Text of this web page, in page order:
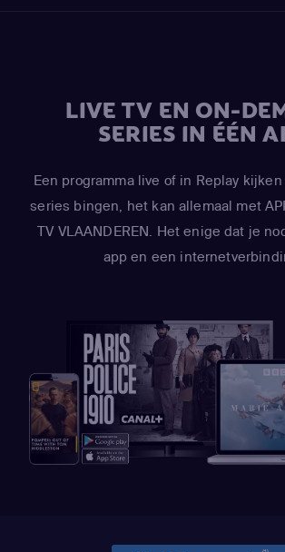
LIVE TV EN ON-
SERIES IN ÉÉN
Een programma live of in Replay
series bingen, het kan allemaal met
TV VLAANDEREN. Het enige dat je
app en een